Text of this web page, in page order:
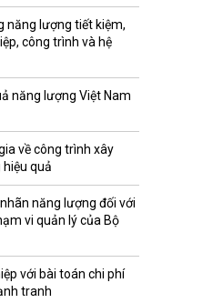
năng lượng tiết kiệm,
công trình và hệ
năng lượng Việt Nam
về công trình xây
quả
năng lượng đối với
vi quản lý của Bộ
với bài toán chi phí
tranh